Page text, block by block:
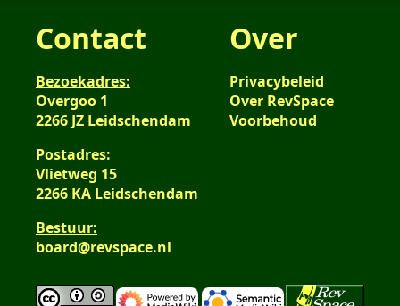
Contact
Bezoekadres:
Overgoo 1
2266 JZ Leidschendam
Postadres:
Vlietweg 15
2266 KA Leidschendam
Bestuur:
board@revspace.nl
Over
Privacybeleid
Over RevSpace
Voorbehoud